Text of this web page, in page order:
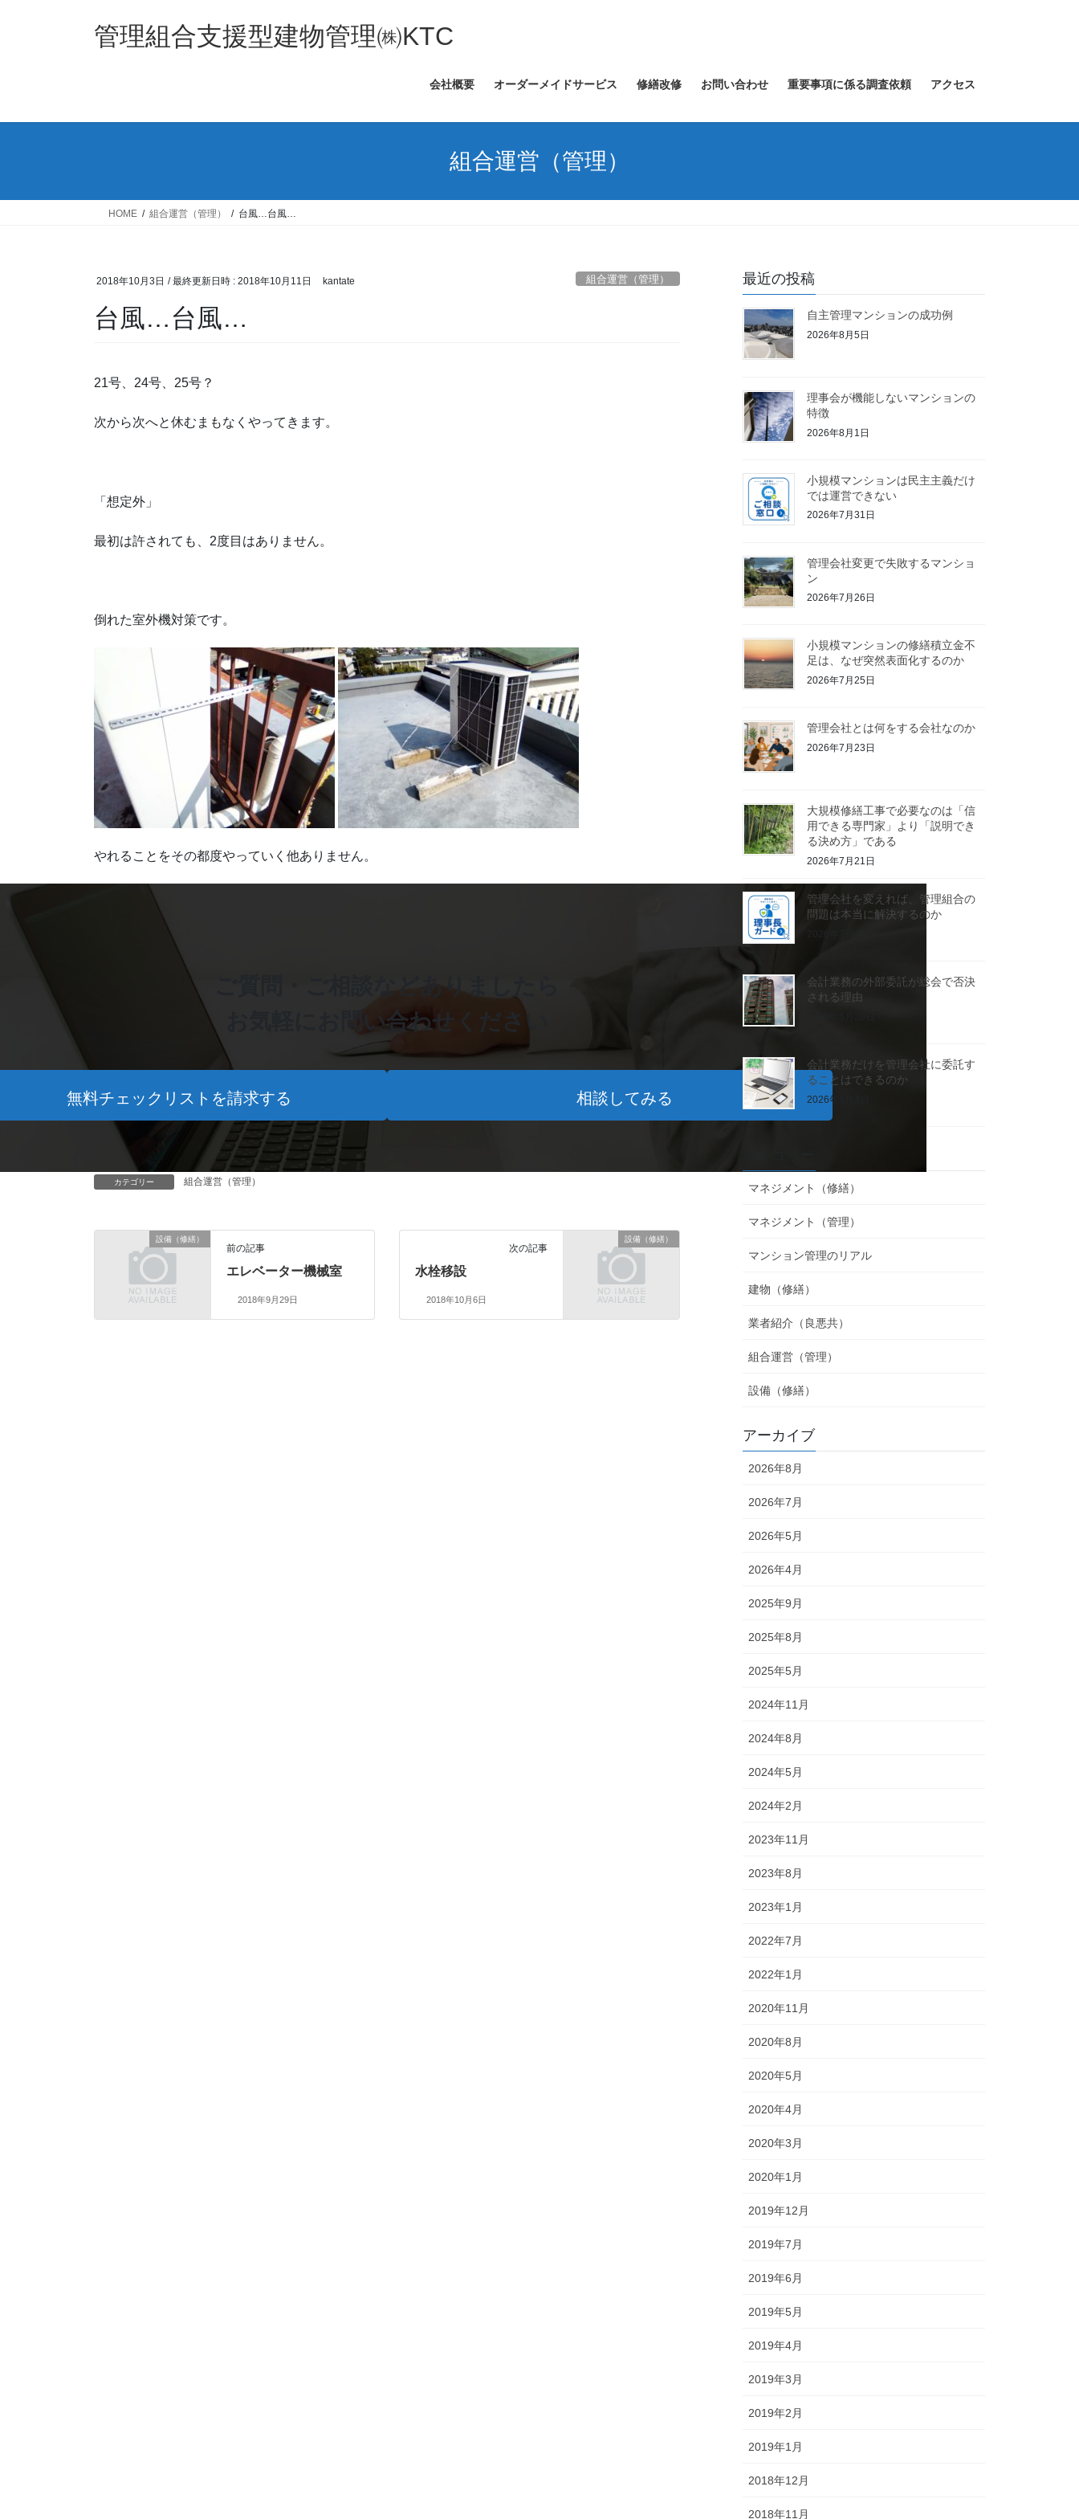
ス
ン
管理組合支援型建物管理㈱KTC
会社概要 オーダーメイドサービス 修繕改修 お問い合わせ 重要事項に係る調査依頼 アクセス
組合運営（管理）
HOME 組合運営（管理） 台風…台風…
2018年10月3日 / 最終更新日時 : 2018年10月11日 kantate 組合運営（管理）
台風…台風…
21号、24号、25号？
次から次へと休むまもなくやってきます。
「想定外」
最初は許されても、2度目はありません。
倒れた室外機対策です。
やれることをその都度やっていく他ありません。
ご質問・ご相談などありましたら
お気軽にお問い合わせください
無料チェックリストを請求する 相談してみる
カテゴリー 組合運営（管理）
設備（修繕）
前の記事
エレベーター機械室
2018年9月29日
設備（修繕）
次の記事
水栓移設
2018年10月6日
最近の投稿
自主管理マンションの成功例
2026年8月5日
理事会が機能しないマンションの
特徴
2026年8月1日
小規模マンションは民主主義だけ
では運営できない
2026年7月31日
管理会社変更で失敗するマンショ
ン
2026年7月26日
小規模マンションの修繕積立金不
足は、なぜ突然表面化するのか
2026年7月25日
管理会社とは何をする会社なのか
2026年7月23日
大規模修繕工事で必要なのは「信
用できる専門家」より「説明でき
る決め方」である
2026年7月21日
管理会社を変えれば、管理組合の
問題は本当に解決するのか
会計業務の外部委託が総会で否決
される理由
会計業務だけを管理会社に委託す
ることはできるのか
2026年5月4日
マネジメント（修繕）
マネジメント（管理）
マンション管理のリアル
建物（修繕）
業者紹介（良悪共）
組合運営（管理）
設備（修繕）
アーカイブ
2026年8月
2026年7月
2026年5月
2026年4月
2025年9月
2025年8月
2025年5月
2024年11月
2024年8月
2024年5月
2024年2月
2023年11月
2023年8月
2023年1月
2022年7月
2022年1月
2020年11月
2020年8月
2020年5月
2020年4月
2020年3月
2020年1月
2019年12月
2019年7月
2019年6月
2019年5月
2019年4月
2019年3月
2019年2月
2019年1月
2018年12月
2018年11月